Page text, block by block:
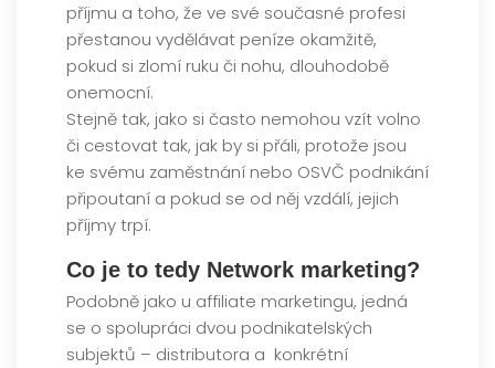
příjmu a toho, že ve své současné profesi
přestanou vydělávat peníze okamžitě,
pokud si zlomí ruku či nohu, dlouhodobě
onemocní.
Stejně tak, jako si často nemohou vzít volno
či cestovat tak, jak by si přáli, protože jsou
ke svému zaměstnání nebo OSVČ podnikání
připoutaní a pokud se od něj vzdálí, jejich
příjmy trpí.
Co je to tedy Network marketing?
Podobně jako u affiliate marketingu, jedná
se o spolupráci dvou podnikatelských
subjektů – distributora a konkrétní